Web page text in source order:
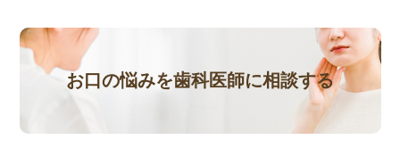
お口の悩みを歯科医師に相談する